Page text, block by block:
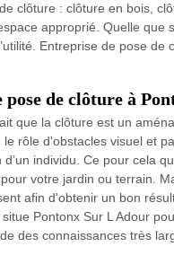
clôture : clôture en bois,
approprié. Quelle que
Entreprise de pose
de clôture à
que la clôture est un
le rôle d'obstacles visuel et
d’un individu. Ce pour cela
votre jardin ou terrain.
afin d'obtenir un bon
situe Pontonx Sur L Adour
des connaissances très